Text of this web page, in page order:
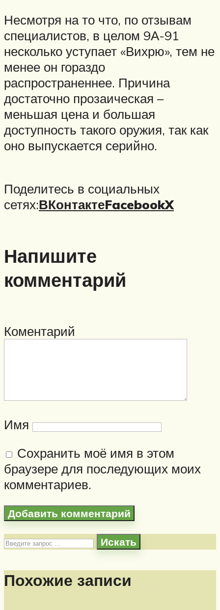
Несмотря на то что, по отзывам
специалистов, в целом 9А-91
несколько уступает «Вихрю», тем не
менее он гораздо
распространеннее. Причина
достаточно прозаическая –
меньшая цена и большая
доступность такого оружия, так как
оно выпускается серийно.
Поделитесь в социальных
сетях:ВКонтактеFacebookX
Напишите
комментарий
Коментарий
Имя
Сохранить моё имя в этом
браузере для последующих моих
комментариев.
Искать
Похожие записи